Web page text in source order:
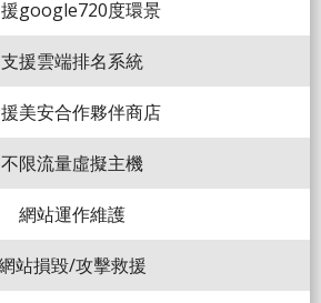
google720度環景
支援雲端排名系統
美安合作夥伴商店
不限流量虛擬主機
網站運作維護
站損毀/攻擊救援